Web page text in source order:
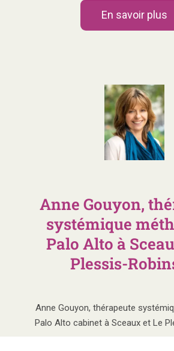
En savoir plus
Anne Gouyon,
systémique
Palo Alto à
Plessis-
Anne Gouyon, thérapeute
Palo Alto cabinet à Sceaux et Le